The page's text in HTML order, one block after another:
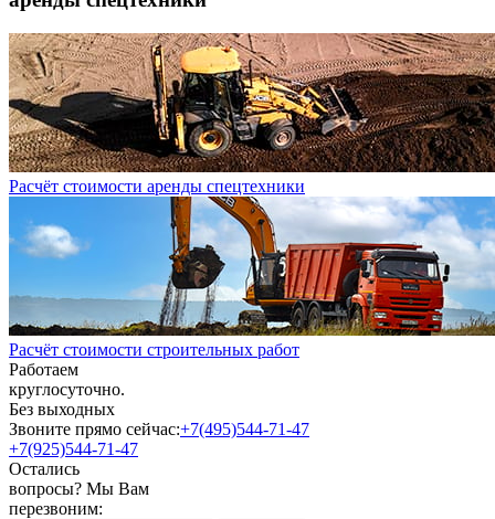
Расчёт стоимости аренды спецтехники
Расчёт стоимости строительных работ
Работаем
круглосуточно.
Без выходных
Звоните прямо сейчас:+7(495)544-71-47
+7(925)544-71-47
Остались
вопросы? Мы Вам
перезвоним: